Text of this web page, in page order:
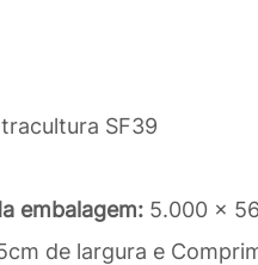
SF39
embalagem: 5.000 x
de largura e